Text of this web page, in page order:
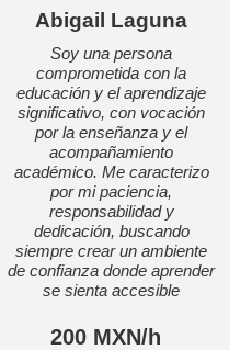
Abigail Laguna
Soy una persona
comprometida con la
educación y el aprendizaje
significativo, con vocación
por la enseñanza y el
acompañamiento
académico. Me caracterizo
por mi paciencia,
responsabilidad y
dedicación, buscando
siempre crear un ambiente
de confianza donde aprender
se sienta accesible
200 MXN/h